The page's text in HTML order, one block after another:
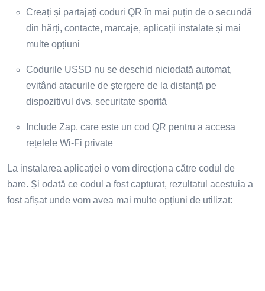
Creați și partajați coduri QR în mai puțin de o secundă
din hărți, contacte, marcaje, aplicații instalate și mai
multe opțiuni
Codurile USSD nu se deschid niciodată automat,
evitând atacurile de ștergere de la distanță pe
dispozitivul dvs. securitate sporită
Include Zap, care este un cod QR pentru a accesa
rețelele Wi-Fi private
La instalarea aplicației o vom direcționa către codul de
bare. Și odată ce codul a fost capturat, rezultatul acestuia a
fost afișat unde vom avea mai multe opțiuni de utilizat: